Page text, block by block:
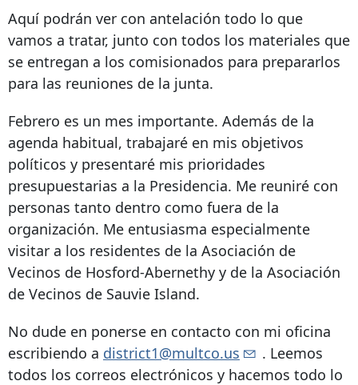
Aquí podrán ver con antelación todo lo que
vamos a tratar, junto con todos los materiales que
se entregan a los comisionados para prepararlos
para las reuniones de la junta.
Febrero es un mes importante. Además de la
agenda habitual, trabajaré en mis objetivos
políticos y presentaré mis prioridades
presupuestarias a la Presidencia. Me reuniré con
personas tanto dentro como fuera de la
organización. Me entusiasma especialmente
visitar a los residentes de la Asociación de
Vecinos de Hosford-Abernethy y de la Asociación
de Vecinos de Sauvie Island.
No dude en ponerse en contacto con mi oficina
escribiendo a district1@multco.us
. Leemos
todos los correos electrónicos y hacemos todo lo